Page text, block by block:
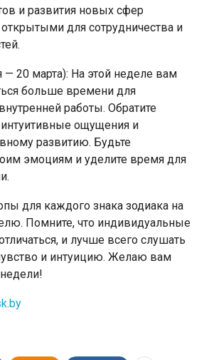
и развития новых сфер
открытыми для сотрудничества и
20 марта): На этой неделе вам
больше времени для
работы. Обратите
ощущения и
развитию. Будьте
эмоциям и уделите время для
для каждого знака зодиака на
Помните, что индивидуальные
и лучше всего слушать
и интуицию. Желаю вам